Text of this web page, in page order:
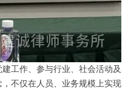
工作、参与行业、社会活动及
不仅在人员、业务规模上实现